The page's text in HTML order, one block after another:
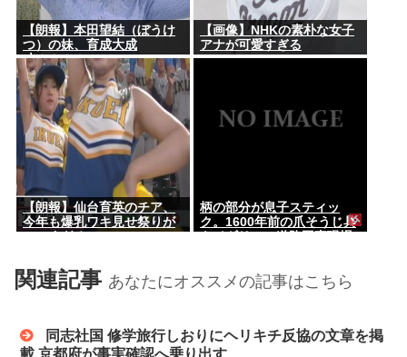
【朗報】本田望結（ぼうけ
つ）の妹、育成大成
功！！！！
【画像】NHKの素朴な女子
アナが可愛すぎる
【朗報】仙台育英のチア、
今年も爆乳ワキ見せ祭りが
柄の部分が息子スティッ
ク。1600年前の爪そうじ具
関連記事 あなたにオススメの記事はこちら
載 京都府が事実確認へ乗り出す